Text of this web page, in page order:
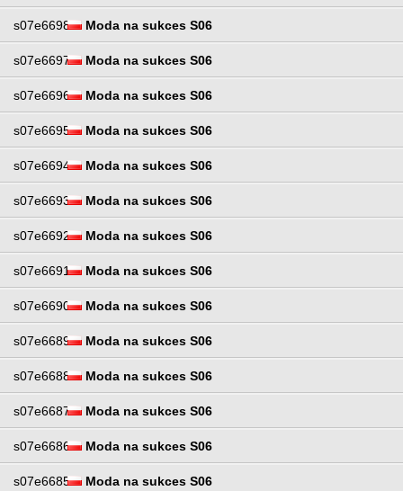
s07e6698 Moda na sukces S06
s07e6697 Moda na sukces S06
s07e6696 Moda na sukces S06
s07e6695 Moda na sukces S06
s07e6694 Moda na sukces S06
s07e6693 Moda na sukces S06
s07e6692 Moda na sukces S06
s07e6691 Moda na sukces S06
s07e6690 Moda na sukces S06
s07e6689 Moda na sukces S06
s07e6688 Moda na sukces S06
s07e6687 Moda na sukces S06
s07e6686 Moda na sukces S06
s07e6685 Moda na sukces S06